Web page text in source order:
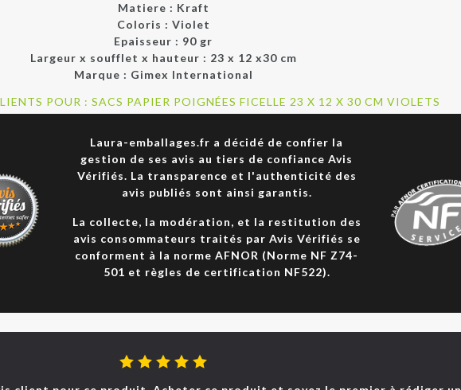
Matiere : Kraft
Coloris : Violet
Epaisseur : 90 gr
Largeur x soufflet x hauteur : 23 x 12 x30 cm
Marque : Gimex International
POUR : SACS PAPIER POIGNÉES FICELLE 23 X 12 X 30 CM VIOLETS
Laura-emballages.fr a décidé de confier la
gestion de ses avis au tiers de confiance Avis
Vérifiés. La transparence et l'authenticité des
avis publiés sont ainsi garantis.
La collecte, la modération, et la restitution des
avis consommateurs traités par Avis Vérifiés se
conforment à la norme AFNOR (Norme NF Z74-
501 et règles de certification NF522).